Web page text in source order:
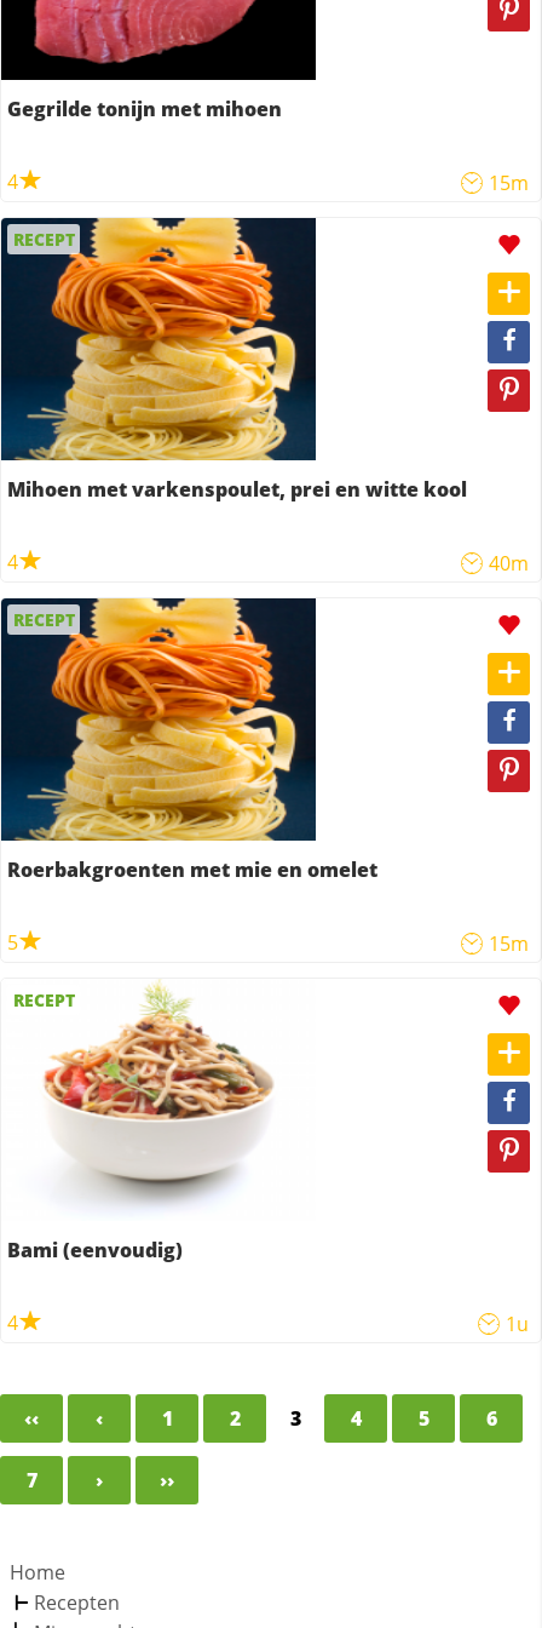
Gegrilde tonijn met mihoen
4 15m
RECEPT
Mihoen met varkenspoulet, prei en witte kool
4 40m
RECEPT
Roerbakgroenten met mie en omelet
5 15m
RECEPT
Bami (eenvoudig)
4 1u
‹‹ ‹ 1 2 3 4 5 6
7 › ››
Home
Recepten